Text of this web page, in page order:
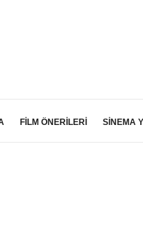
FİLM ÖNERİLERİ SİNEMA